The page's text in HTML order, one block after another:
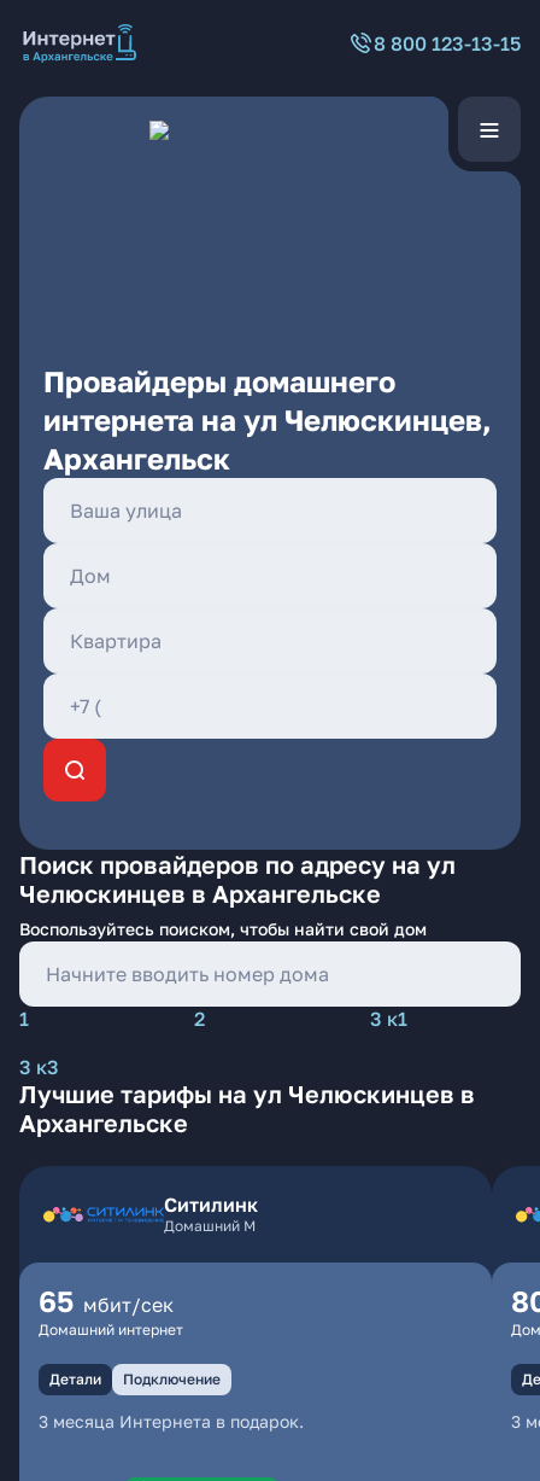
8 800 123-13-15
Провайдеры домашнего
интернета на ул Челюскинцев,
Архангельск
Поиск провайдеров по адресу на ул
Челюскинцев в Архангельске
Воспользуйтесь поиском, чтобы найти свой дом
1 2
3 к1
3 к3
Лучшие тарифы на ул Челюскинцев в
Архангельске
Ситилинк
Домашний М
65 мбит/сек
Домашний интернет
Детали Подключение
3 месяца Интернета в подарок. 3